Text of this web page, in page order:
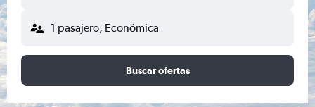
1 pasajero, Económica
Buscar ofertas